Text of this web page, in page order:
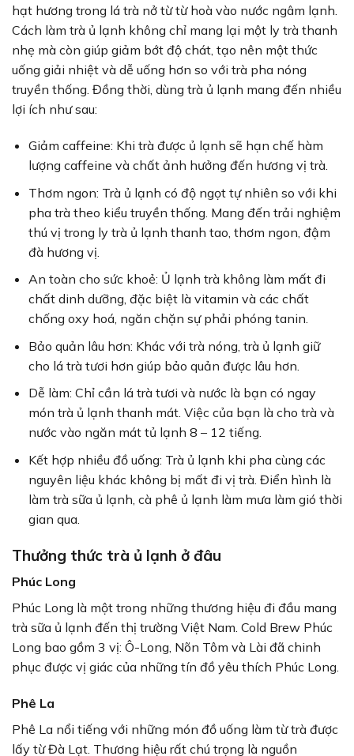
hạt hương trong lá trà nở từ từ hoà vào nước ngâm lạnh.
Cách làm trà ủ lạnh không chỉ mang lại một ly trà thanh
nhẹ mà còn giúp giảm bớt độ chát, tạo nên một thức
uống giải nhiệt và dễ uống hơn so với trà pha nóng
truyền thống. Đồng thời, dùng trà ủ lạnh mang đến nhiều
lợi ích như sau:
Giảm caffeine: Khi trà được ủ lạnh sẽ hạn chế hàm
lượng caffeine và chất ảnh hưởng đến hương vị trà.
Thơm ngon: Trà ủ lạnh có độ ngọt tự nhiên so với khi
pha trà theo kiểu truyền thống. Mang đến trải nghiệm
thú vị trong ly trà ủ lạnh thanh tao, thơm ngon, đậm
đà hương vị.
An toàn cho sức khoẻ: Ủ lạnh trà không làm mất đi
chất dinh dưỡng, đặc biệt là vitamin và các chất
chống oxy hoá, ngăn chặn sự phải phóng tanin.
Bảo quản lâu hơn: Khác với trà nóng, trà ủ lạnh giữ
cho lá trà tươi hơn giúp bảo quản được lâu hơn.
Dễ làm: Chỉ cần lá trà tươi và nước là bạn có ngay
món trà ủ lạnh thanh mát. Việc của bạn là cho trà và
nước vào ngăn mát tủ lạnh 8 – 12 tiếng.
Kết hợp nhiều đồ uống: Trà ủ lạnh khi pha cùng các
nguyên liệu khác không bị mất đi vị trà. Điển hình là
làm trà sữa ủ lạnh, cà phê ủ lạnh làm mưa làm gió thời
gian qua.
Thưởng thức trà ủ lạnh ở đâu
Phúc Long
Phúc Long là một trong những thương hiệu đi đầu mang
trà sữa ủ lạnh đến thị trường Việt Nam. Cold Brew Phúc
Long bao gồm 3 vị: Ô-Long, Nõn Tôm và Lài đã chinh
phục được vị giác của những tín đồ yêu thích Phúc Long.
Phê La
Phê La nổi tiếng với những món đồ uống làm từ trà được
lấy từ Đà Lạt. Thương hiệu rất chú trọng là nguồn